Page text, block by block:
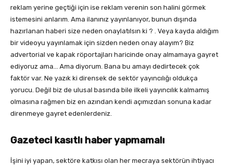
reklam yerine geçtiği için ise reklam verenin son halini görmek
istemesini anlarım. Ama ilanınız yayınlanıyor, bunun dışında
hazırlanan haberi size neden onaylatılsın ki ? . Veya kayda aldığım
bir videoyu yayınlamak için sizden neden onay alayım? Biz
advertorial ve kapak röportajları haricinde onay almamaya gayret
ediyoruz ama… Ama diyorum. Bana bu amayı dedirtecek çok
faktör var. Ne yazık ki dirensek de sektör yayıncılığı oldukça
yorucu. Değil biz de ulusal basında bile ilkeli yayıncılık kalmamış
olmasına rağmen biz en azından kendi açımızdan sonuna kadar
direnmeye gayret edenlerdeniz.
Gazeteci kasıtlı haber yapmamalı
İşini iyi yapan, sektöre katkısı olan her mecraya sektörün ihtiyacı